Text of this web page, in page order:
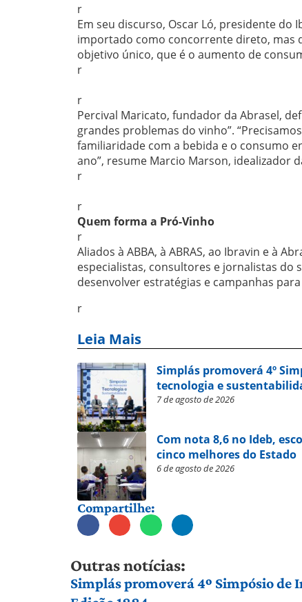
r
Em seu discurso, Oscar Ló, presidente do
importado como concorrente direto, mas
objetivo único, que é o aumento de
r
r
Percival Maricato, fundador da Abrasel,
grandes problemas do vinho”.
familiaridade com a bebida e o consumo
ano”, resume Marcio Marson, idealizador
r
r
Quem forma a Pró-Vinho
r
Aliados à ABBA, à ABRAS, ao Ibravin e à
especialistas, consultores e jornalistas
desenvolver estratégias e campanhas
r
Leia Mais
Simplás promoverá 4º
tecnologia e
7 de agosto de 2026
Com nota 8,6 no Ideb,
cinco melhores do Estado
6 de agosto de 2026
Compartilhe:
Outras notícias:
Simplás promoverá 4º Simpósio